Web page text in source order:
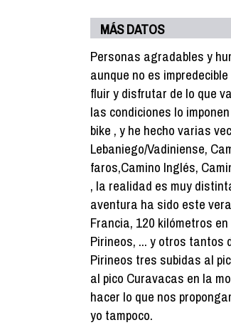
MÁS DATOS
Personas agradables y
aunque no es
fluir y disfrutar de lo que
las condiciones lo
bike , y he hecho varias
Lebaniego/Vadiniense,
faros,Camino Inglés,
, la realidad es muy
aventura ha sido este
Francia, 120 kilómetros
Pirineos, ... y otros tantos
Pirineos tres subidas al
al pico Curavacas en la
hacer lo que nos
yo tampoco.